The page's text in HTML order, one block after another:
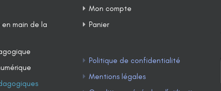
main de la
Mon compte
Panier
Politique de confidentialité
Mentions légales